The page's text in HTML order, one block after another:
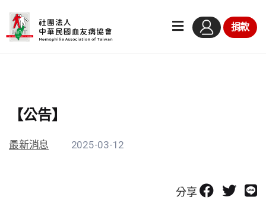
捐款
【公告】
最新消息 2025-03-12
分享